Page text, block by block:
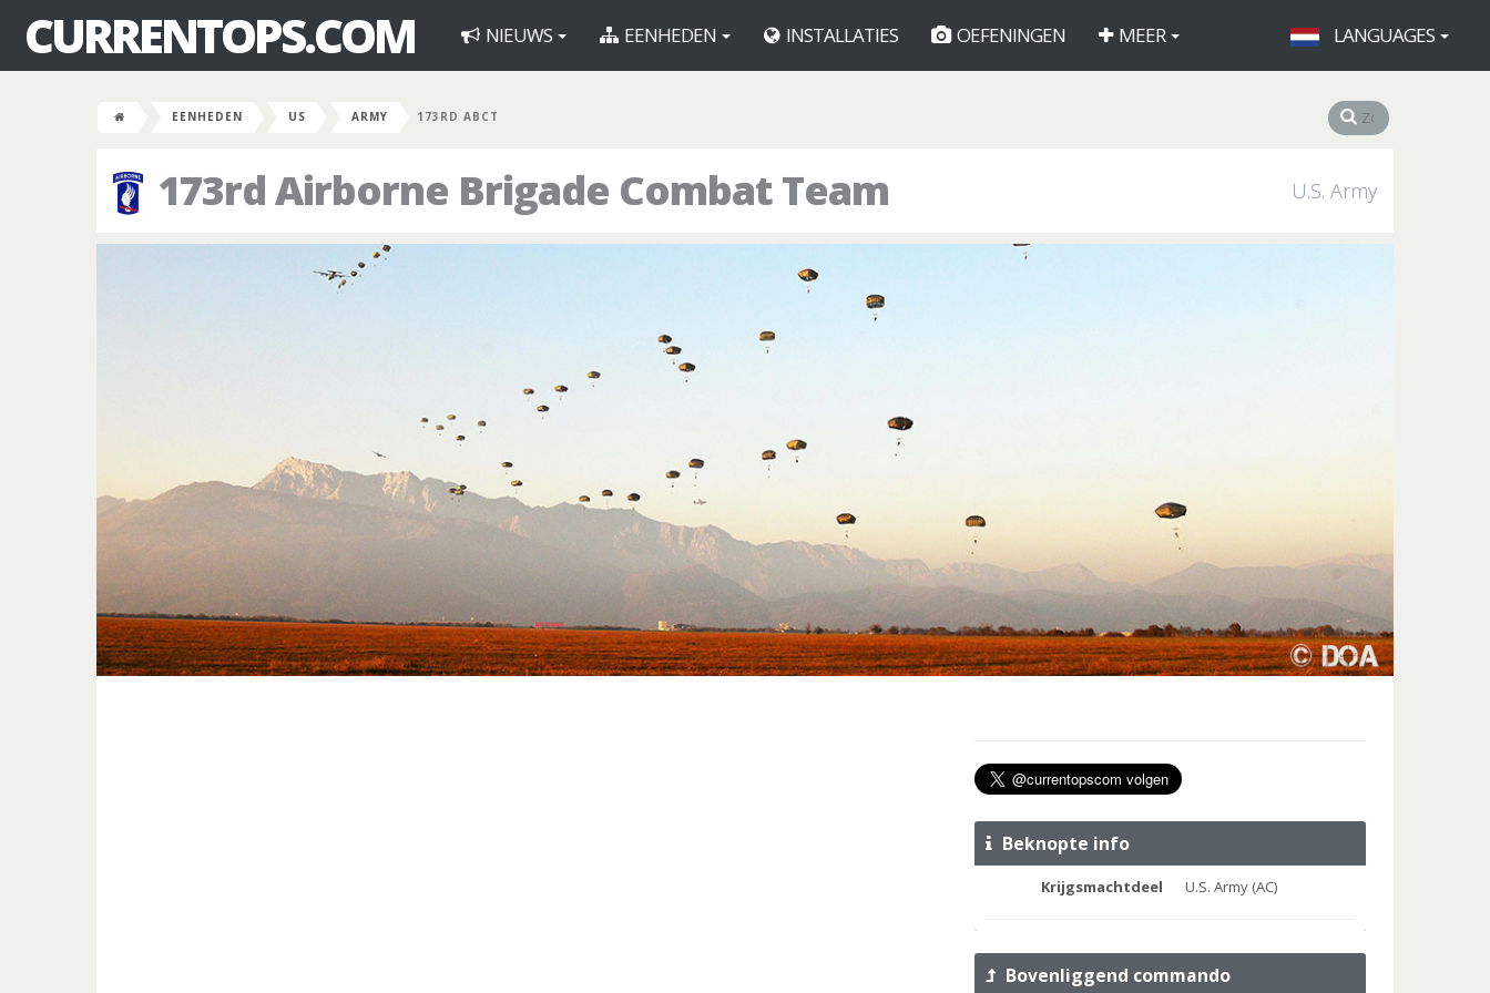
CURRENTOPS.COM NIEUWS EENHEDEN INSTALLATIES OEFENINGEN MEER LANGUAGES
EENHEDEN US ARMY 173RD ABCT
173rd Airborne Brigade Combat Team U.S. Army
Beknopte info
Krijgsmachtdeel U.S. Army (AC)
Bovenliggend commando